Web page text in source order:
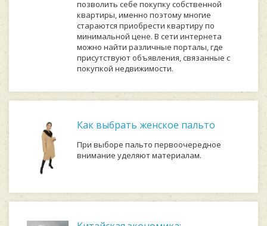
позволить себе покупку собственной
квартиры, именно поэтому многие
стараются приобрести квартиру по
минимальной цене. В сети интернета
можно найти различные порталы, где
присутствуют объявления, связанные с
покупкой недвижимости.
Как выбрать женское пальто
При выборе пальто первоочередное
внимание уделяют материалам.